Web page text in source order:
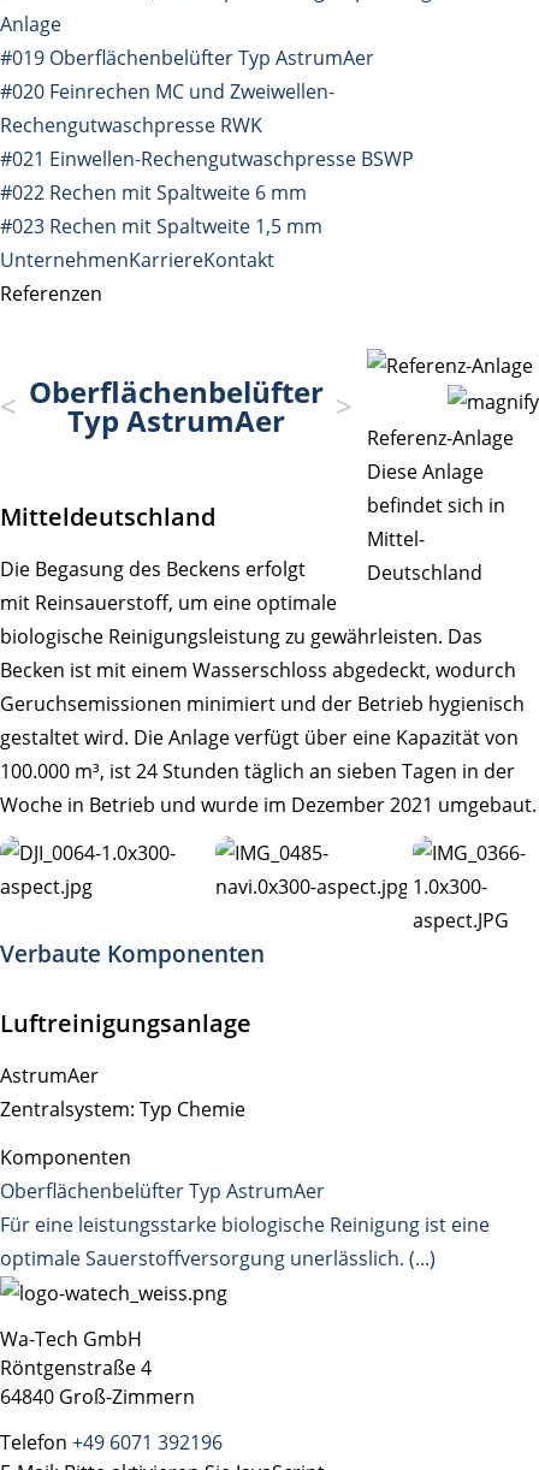
Anlage
#019 Oberflächenbelüfter Typ AstrumAer
#020 Feinrechen MC und Zweiwellen-
Rechengutwaschpresse RWK
#021 Einwellen-Rechengutwaschpresse BSWP
#022 Rechen mit Spaltweite 6 mm
#023 Rechen mit Spaltweite 1,5 mm
UnternehmenKarriereKontakt
Referenzen
Referenz-Anlage
Diese Anlage
befindet sich in
Mittel-
Deutschland
Oberflächenbelüfter
Typ AstrumAer
Mitteldeutschland
Die Begasung des Beckens erfolgt
mit Reinsauerstoff, um eine optimale
biologische Reinigungsleistung zu gewährleisten. Das
Becken ist mit einem Wasserschloss abgedeckt, wodurch
Geruchsemissionen minimiert und der Betrieb hygienisch
gestaltet wird. Die Anlage verfügt über eine Kapazität von
100.000 m³, ist 24 Stunden täglich an sieben Tagen in der
Woche in Betrieb und wurde im Dezember 2021 umgebaut.
Verbaute Komponenten
Luftreinigungsanlage
AstrumAer
Zentralsystem: Typ Chemie
Komponenten
Oberflächenbelüfter Typ AstrumAer
Für eine leistungsstarke biologische Reinigung ist eine
optimale Sauerstoffversorgung unerlässlich. (...)
Wa-Tech GmbH
Röntgenstraße 4
64840 Groß-Zimmern
Telefon +49 6071 392196